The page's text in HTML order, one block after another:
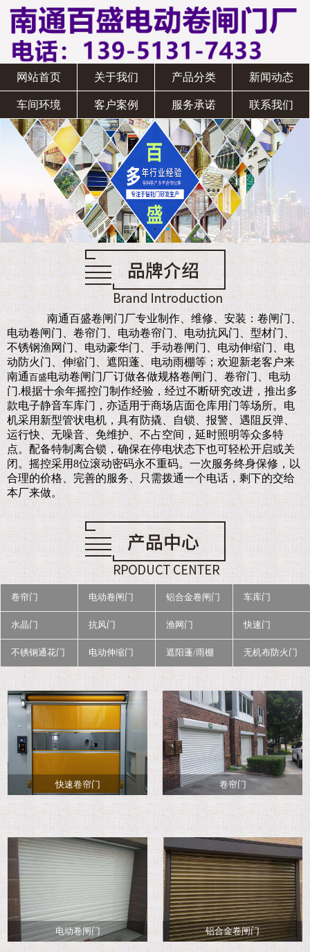
网站首页 关于我们 产品分类 新闻动态
车间环境 客户案例 服务承诺 联系我们
南通百盛卷闸门厂专业制作、维修、安装：卷闸门、
电动卷闸门、卷帘门、电动卷帘门、电动抗风门、型材门、
不锈钢渔网门、电动豪华门、手动卷闸门、电动伸缩门、电
动防火门、伸缩门、遮阳蓬、电动雨棚等；欢迎新老客户来
南通 百盛电动卷闸门厂订做各做规格卷闸门、卷帘门、电动
门.根据十余年摇控门制作经验，经过不断研究改进，推出多
款电子静音车库门，亦适用于商场店面仓库用门等场所。电
机采用新型管状电机，具有防撬、自锁、报警、遇阻反弹、
运行快、无噪音、免维护、不占空间，延时照明等众多特
点。配备特制离合锁，确保在停电状态下也可轻松开启或关
闭。摇控采用8位滚动密码永不重码。一次服务终身保修，以
合理的价格、完善的服务、只需拨通一个电话，剩下的交给
本厂来做。
卷帘门 电动卷闸门 铝合金卷闸门 车库门
水晶门 抗风门 渔网门 快速门
不锈钢通花门 电动伸缩门 遮阳蓬/雨棚 无机布防火门
快速卷帘门 卷帘门
电动卷闸门 铝合金卷闸门